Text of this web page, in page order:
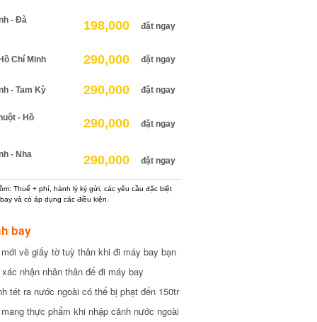
- Đà
198,000 đặt ngay
Chí Minh 290,000 đặt ngay
- Tam Kỳ 290,000 đặt ngay
- Hồ
290,000 đặt ngay
- Nha
290,000 đặt ngay
Thuế + phí, hành lý ký gửi, các yêu cầu đặc biệt
và có áp dụng các điều kiện.
bay
về giấy tờ tuỳ thân khi đi máy bay bạn
nhận nhân thân để đi máy bay
tét ra nước ngoài có thể bị phạt đến 150tr
thực phẩm khi nhập cảnh nước ngoài